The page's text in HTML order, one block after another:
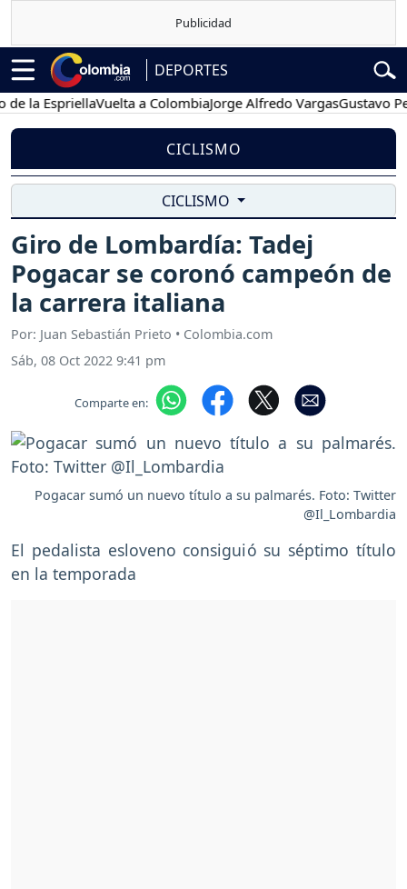
DEPORTES
EspriellaVuelta a ColombiaJorge Alfredo VargasGustavo Petro
CICLISMO
CICLISMO
Giro de Lombardía: Tadej
Pogacar se coronó campeón de
la carrera italiana
Por: Juan Sebastián Prieto • Colombia.com
Sáb, 08 Oct 2022 9:41 pm
Comparte en:
Pogacar sumó un nuevo título a su palmarés. Foto: Twitter
@Il_Lombardia
El pedalista esloveno consiguió su séptimo título
en la temporada